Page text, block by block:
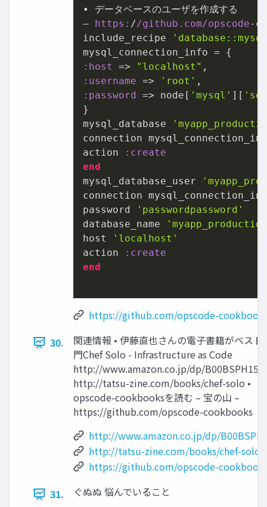
• データベースのユーザを作成する
–
https: //github.com/opscode-
include_recipe
:host
=> "localhost"
:username => 'root'
:password
=> node[ 'mysql' ][
}
mysql_database
connection
action
:create
end
mysql_database_user
connection
password
'passwordpassword'
database_name
host
'localhost'
action
:create
end
https://github.com/opscode-
30.
関連情報 • 伊藤直也さんの電子書籍がベスト
門Chef Solo - Infrastructure as Code
http://www.amazon.co.jp/dp/B00BSPH158/
http://tatsu-zine.com/books/chef-solo •
opscode-cookbooksを読む – 宝の山 –
https://github.com/opscode-cookbooks
http://www.amazon.co.jp/dp/
http://tatsu-zine.com/books/chef-solo
https://github.com/opscode-
31.
ぐぬぬ 悩んでいること